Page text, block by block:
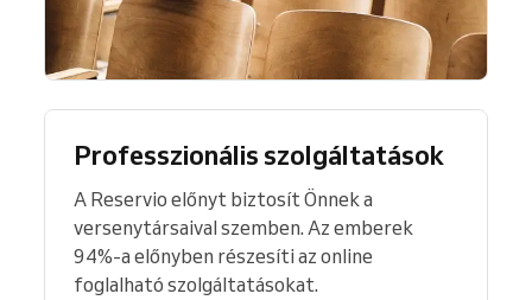
Professzionális szolgáltatások
A Reservio előnyt biztosít Önnek a
versenytársaival szemben. Az emberek
94%-a előnyben részesíti az online
foglalható szolgáltatásokat.